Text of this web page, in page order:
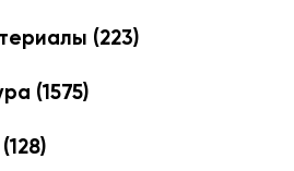
(223)
(1575)
(128)